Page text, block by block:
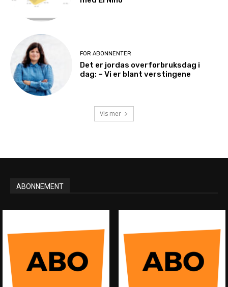
FOR ABONNENTER
Det er jordas overforbruksdag i
dag: – Vi er blant verstingene
Vis mer
ABONNEMENT